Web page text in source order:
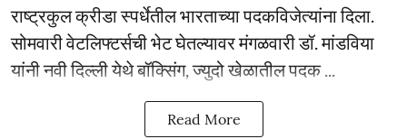
राष्ट्रकुल क्रीडा स्पर्धेतील भारताच्या पदकविजेत्यांना दिला.
सोमवारी वेटलिफ्टर्सची भेट घेतल्यावर मंगळवारी डॉ. मांडविया
यांनी नवी दिल्ली येथे बॉक्सिंग, ज्युदो खेळातील पदक ...
Read More